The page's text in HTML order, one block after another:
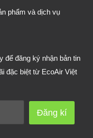
phẩm và dịch vụ
để đăng ký nhận bản tin
đặc biệt từ EcoAir Việt
Đăng kí